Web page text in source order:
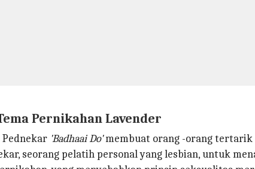
Pernikahan Lavender
'Badhaai Do'membuat orang -orang tertarik
seorang pelatih personal yang lesbian, untuk